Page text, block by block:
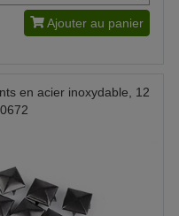
Ajouter au panier
en acier inoxydable, 12